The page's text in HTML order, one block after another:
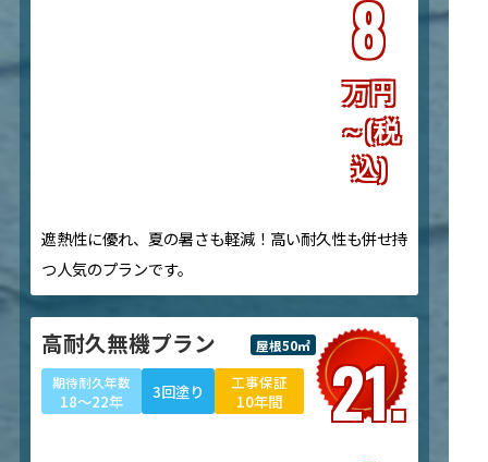
8
万円
～(税
込)
遮熱性に優れ、夏の暑さも軽減！高い耐久性も併せ持
つ人気のプランです。
高耐久無機プラン
屋根50㎡
期待耐久年数
18～22年 3回塗り 工事保証
10年間
21.